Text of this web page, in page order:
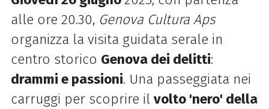
alle ore 20.30, Genova Cultura Aps
organizza la visita guidata serale in
centro storico Genova dei delitti:
drammi e passioni. Una passeggiata nei
carruggi per scoprire il volto 'nero' della